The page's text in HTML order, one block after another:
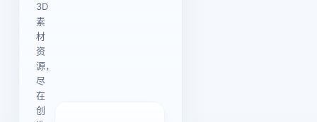
3D
素
材
资
源，
尽
在
创